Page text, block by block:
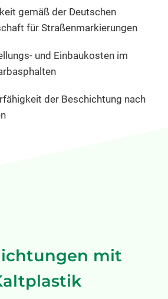
gemäß der Deutschen
für Straßenmarkierungen
und Einbaukosten im
der Beschichtung nach
mit